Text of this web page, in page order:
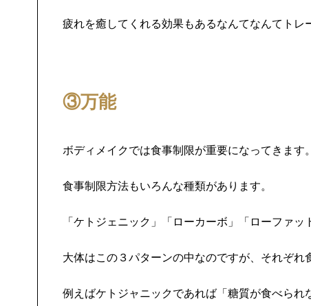
疲れを癒してくれる効果もあるなんてなんてトレ
③万能
ボディメイクでは食事制限が重要になってきます。
食事制限方法もいろんな種類があります。
「ケトジェニック」「ローカーボ」「ローファッ
大体はこの３パターンの中なのですが、それぞれ
例えばケトジャニックであれば「糖質が食べら